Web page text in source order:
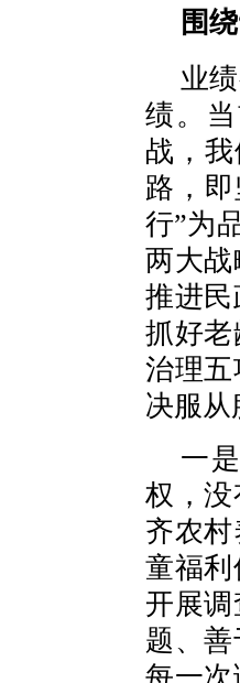
围
业
绩。
战，
路，
行”为
两大
推进
抓好
治理
决服从
一
权，
齐农
童福
开展
题、